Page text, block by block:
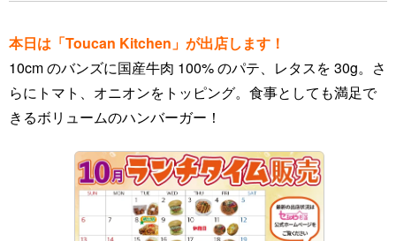
本日は「Toucan Kitchen」が出店します！
10cm のバンズに国産牛肉 100% のパテ、レタスを 30g。さ
らにトマト、オニオンをトッピング。食事としても満足で
きるボリュームのハンバーガー！